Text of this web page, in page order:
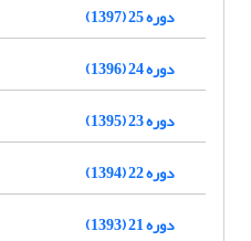
دوره 25 (1397)
دوره 24 (1396)
دوره 23 (1395)
دوره 22 (1394)
دوره 21 (1393)